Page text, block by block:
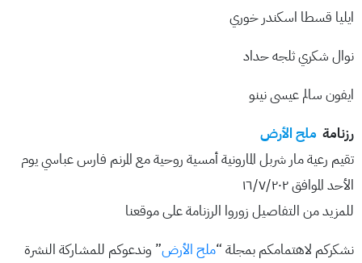
ايليا قسطا اسكندر خوري
نوال شكري ثلجه حداد
ايفون سالم عيسى نينو
رزنامة ملح الأرض
تقيم رعية مار شربل المارونية أمسية روحية مع المرنم فارس عباسي يوم
الأحد الموافق ١٦/٧/٢٠٢
للمزيد من التفاصيل زوروا الرزنامة على موقعنا
نشكركم لاهتمامكم بمجلة “ملح الأرض” وندعوكم للمشاركة النشرة